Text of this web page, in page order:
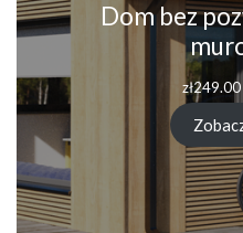
Dom bez
zł249.00